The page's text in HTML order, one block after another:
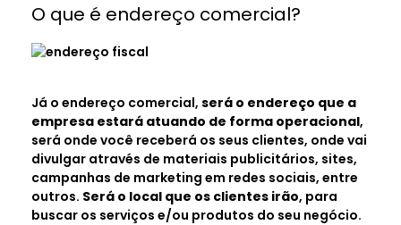
O que é endereço comercial?
Já o endereço comercial, será o endereço que a
empresa estará atuando de forma operacional,
será onde você receberá os seus clientes, onde vai
divulgar através de materiais publicitários, sites,
campanhas de marketing em redes sociais, entre
outros. Será o local que os clientes irão, para
buscar os serviços e/ou produtos do seu negócio.